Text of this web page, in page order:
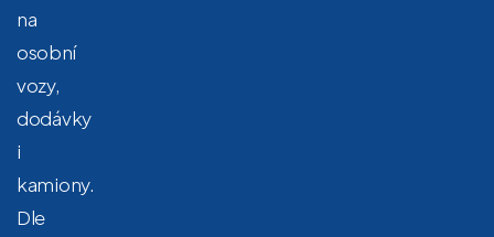
na
osobní
vozy,
dodávky
i
kamiony.
Dle